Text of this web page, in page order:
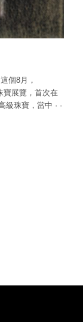
個8月，
寶展覽，首次在
級珠寶，當中 · ·